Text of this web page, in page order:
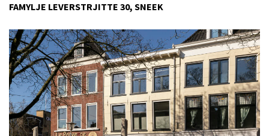
FAMYLJE LEVERSTRJITTE 30, SNEEK